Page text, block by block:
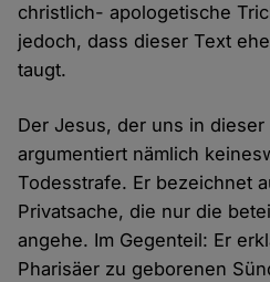
christlich- apologetische
jedoch, dass dieser Text
taugt.
Der Jesus, der uns in
argumentiert nämlich
Todesstrafe. Er bezeichnet
Privatsache, die nur die
angehe. Im Gegenteil: Er
Pharisäer zu geborenen